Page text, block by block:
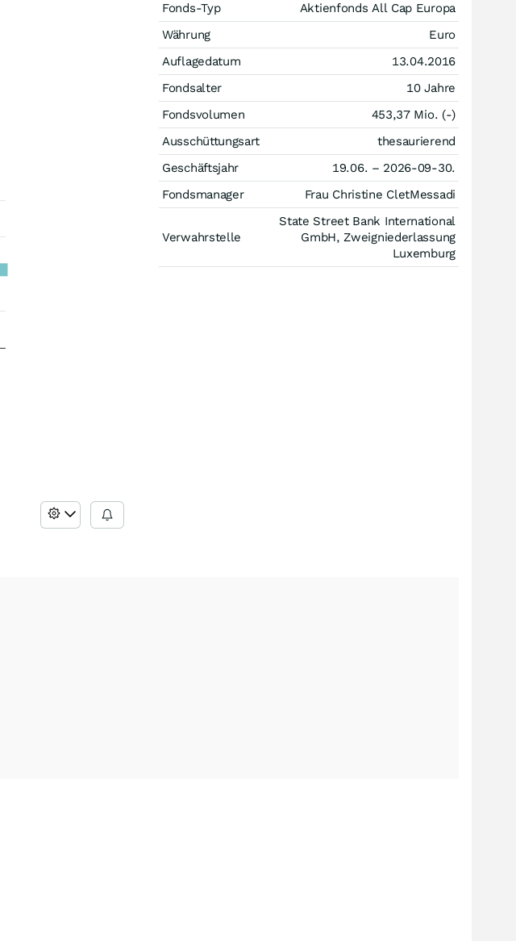
Fonds-Typ
Aktienfonds All Cap Europa
Währung
Euro
Auflagedatum
13.04.2016
Fondsalter
10 Jahre
Fondsvolumen
453,37 Mio. (-)
Ausschüttungsart
thesaurierend
Geschäftsjahr
19.06. – 2026-09-30.
Fondsmanager
Frau Christine CletMessadi
Verwahrstelle
State Street Bank International
GmbH, Zweigniederlassung
Luxemburg